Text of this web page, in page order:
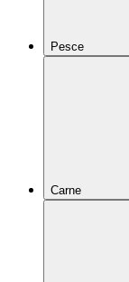
Pesce
Carne